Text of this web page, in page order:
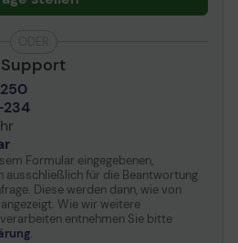
234
Formular eingegebenen,
ausschließlich für die Beantwortung
Diese werden dann, wie von
Wie wir weitere
entnehmen Sie bitte
.